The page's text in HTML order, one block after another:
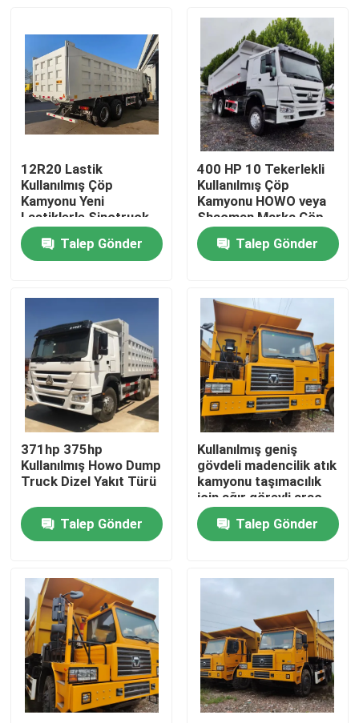
Ev
Videolar
Hakkımızda
Fabrika turu
Kalite kontrol
Bir teklif isteği
Kullanılmış Çöp Kamyonları
İkinci El Damperli Kamyonlar
12R20 Lastik
Kullanılmış Çöp
Kamyonu Yeni
Lastiklerle Sinotruck
HOWO Tipper Kamyon
12 TekerlekliTalep Gönder
400 HP 10 Tekerlekli
Kullanılmış Çöp
Kamyonu HOWO veya
Shacman Marka Çöp
Kamyonları
Talep Gönder
371hp 375hp
Kullanılmış Howo Dump
Truck Dizel Yakıt Türü
Talep Gönder
Kullanılmış geniş
gövdeli madencilik atık
kamyonu taşımacılık
için ağır görevli araç
Talep Gönder